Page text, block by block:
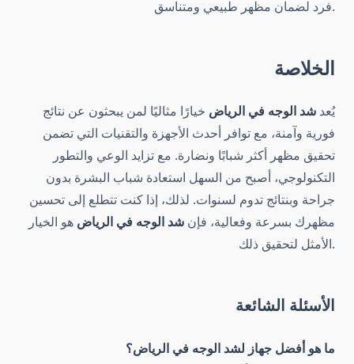
فرد لضمان مظهر طبيعي ومتناسق.
الخلاصة
يُعد شد الوجه في الرياض خيارًا مثاليًا لمن يبحثون عن نتائج
فورية وآمنة، مع توافر أحدث الأجهزة والتقنيات التي تضمن
تحقيق مظهر أكثر شبابًا ونضارة. مع تزايد الوعي والتطور
التكنولوجي، أصبح من السهل استعادة شباب البشرة بدون
جراحة وبنتائج تدوم لسنوات. لذلك، إذا كنت تتطلع إلى تحسين
مظهرك بسرعة وفعالية، فإن شد الوجه في الرياض هو الخيار
الأمثل لتحقيق ذلك.
الأسئلة الشائعة
ما هو أفضل جهاز لشد الوجه في الرياض؟